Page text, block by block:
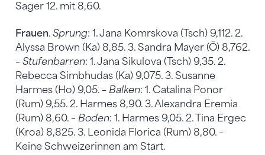
Sager 12. mit 8,60.
Frauen. Sprung: 1. Jana Komrskova (Tsch) 9,112. 2.
Alyssa Brown (Ka) 8,85. 3. Sandra Mayer (Ö) 8,762.
– Stufenbarren: 1. Jana Sikulova (Tsch) 9,35. 2.
Rebecca Simbhudas (Ka) 9,075. 3. Susanne
Harmes (Ho) 9,05. – Balken: 1. Catalina Ponor
(Rum) 9,55. 2. Harmes 8,90. 3. Alexandra Eremia
(Rum) 8,60. – Boden: 1. Harmes 9,05. 2. Tina Ergec
(Kroa) 8,825. 3. Leonida Florica (Rum) 8,80. –
Keine Schweizerinnen am Start.